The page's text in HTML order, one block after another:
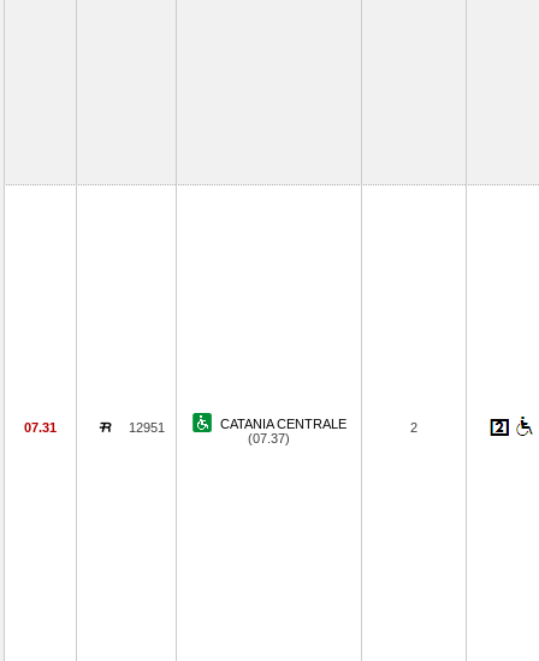
07.31 12951
CATANIA CENTRALE
(07.37)
2